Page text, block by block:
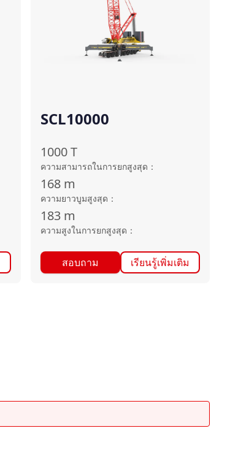
SCL10000
1000T
ความสามารถในการยกสูงสุด ：
168 m
ความยาวบูมสูงสุด ：
183 m
ความสูงในการยกสูงสุด ：
สอบถาม เรียนรู้เพิ่มเติม